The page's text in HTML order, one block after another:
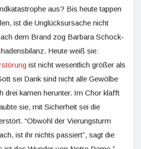
aus? Bis heute tappen
ist die Unglücksursache nicht
dem Brand zog Barbara Schock-
Heute weiß sie:
ist nicht wesentlich größer als
sei Dank sind nicht alle Gewölbe
drei kamen herunter. Im Chor klafft
sie, mit Sicherheit sei die
“Obwohl der Vierungsturm
ist ihr nichts passiert”, sagt die